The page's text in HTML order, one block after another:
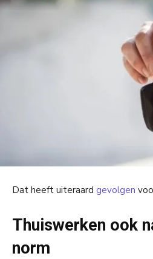
Dat heeft uiteraard gevolgen
Thuiswerken ook
norm